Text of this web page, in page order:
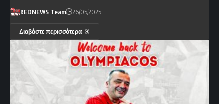
REDNEWS Team 26/05/2025
Διαβάστε περισσότερα